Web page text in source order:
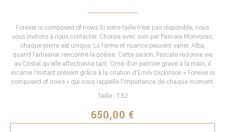
Forever is composed of nows Si votre taille n'est pas disponible, nous
vous invitons à nous contacter. Choisie avec soin par Pascale Monvoisin,
chaque pierre est unique. La forme et nuance peuvent varier. Alba,
quand l’artisanat rencontre la poésie. Cette saison, Pascale redonne vie
au Cristal qu’elle affectionne tant. Orné d’un palmier gravé à la main, il
incarne l'Instant présent grâce à la citation d’Emily Dickinson « Forever is
composed of nows » qui nous rappelle l'importance de chaque moment.
Taille : T.52
650,00 €